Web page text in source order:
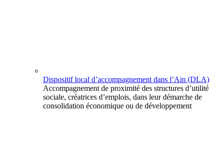
Dispositif local d’accompagnement dans l’Ain (DLA)
Accompagnement de proximité des structures d’utilité
sociale, créatrices d’emplois, dans leur démarche de
consolidation économique ou de développement